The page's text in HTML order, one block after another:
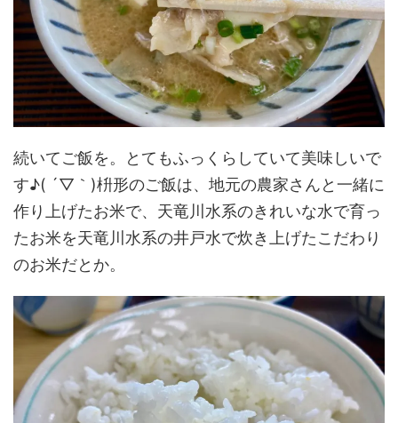
続いてご飯を。とてもふっくらしていて美味しいで
す♪( ´▽｀)枡形のご飯は、地元の農家さんと一緒に
作り上げたお米で、天竜川水系のきれいな水で育っ
たお米を天竜川水系の井戸水で炊き上げたこだわり
のお米だとか。